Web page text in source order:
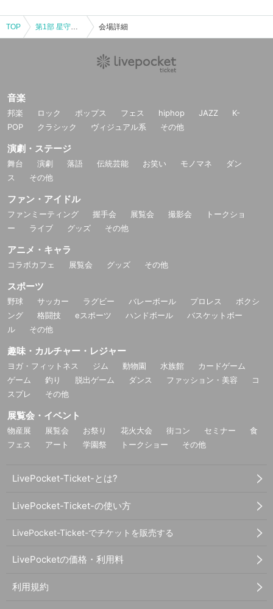
TOP 第1部 星守・井澤のもぐもぐ！カーニバル(ごくごく！ぺらぺら！もあるヨ) 会場詳細
音楽
邦楽 ロック ポップス フェス hiphop JAZZ
K-
POP
クラシック ヴィジュアル系 その他
演劇・ステージ
舞台 演劇 落語 伝統芸能 お笑い モノマネ
ダン
ス
その他
ファン・アイドル
ファンミーティング 握手会 展覧会 撮影会
トークショ
ー
ライブ グッズ その他
アニメ・キャラ
コラボカフェ 展覧会 グッズ その他
スポーツ
野球 サッカー ラグビー バレーボール プロレス
ボクシ
ング
格闘技 eスポーツ ハンドボール
バスケットボー
ル
その他
趣味・カルチャー・レジャー
ヨガ・フィットネス ジム 動物園 水族館
カードゲーム
ゲーム
釣り 脱出ゲーム ダンス ファッション・美容
コ
スプレ
その他
展覧会・イベント
物産展 展覧会 お祭り 花火大会 街コン セミナー
食
フェス
アート 学園祭 トークショー その他
LivePocket-Ticket-とは?
LivePocket-Ticket-の使い方
LivePocket-Ticket-でチケットを販売する
LivePocketの価格・利用料
利用規約